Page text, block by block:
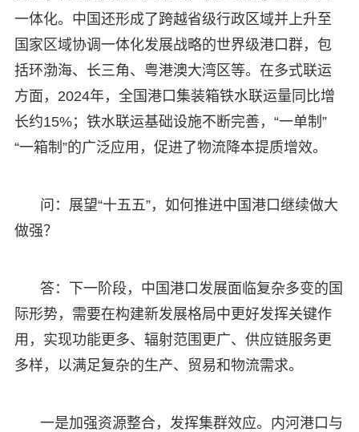
一体化。中国还形成了跨越省级行政区域并上升至
国家区域协调一体化发展战略的世界级港口群，包
括环渤海、长三角、粤港澳大湾区等。在多式联运
方面，2024年，全国港口集装箱铁水联运量同比增
长约15%；铁水联运基础设施不断完善，“一单制”
“一箱制”的广泛应用，促进了物流降本提质增效。
问：展望“十五五”，如何推进中国港口继续做大
做强？
答：下一阶段，中国港口发展面临复杂多变的国
际形势，需要在构建新发展格局中更好发挥关键作
用，实现功能更多、辐射范围更广、供应链服务更
多样，以满足复杂的生产、贸易和物流需求。
一是加强资源整合，发挥集群效应。内河港口与